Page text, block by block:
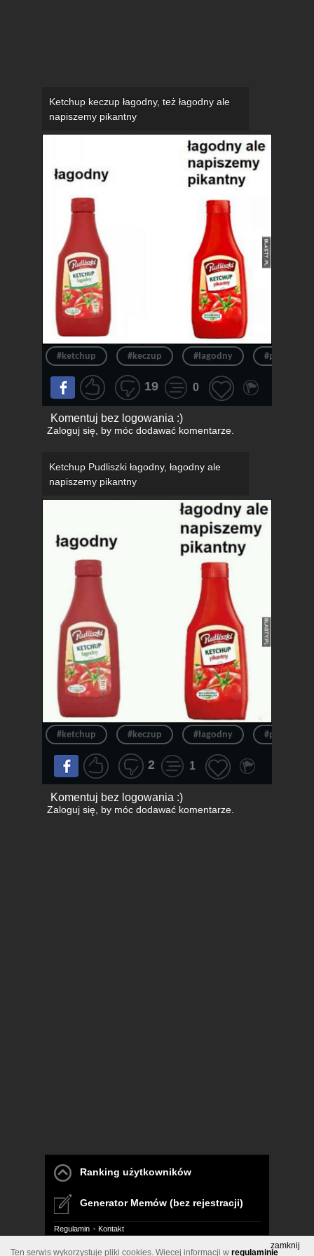
Ketchup keczup łagodny, też łagodny ale
napiszemy pikantny
#ketchup #keczup #łagodny #pikantny
19 0
Komentuj bez logowania :)
Zaloguj się, by móc dodawać komentarze.
Ketchup Pudliszki łagodny, łagodny ale
napiszemy pikantny
#ketchup #keczup #łagodny #pikantny
2 1
Komentuj bez logowania :)
Zaloguj się, by móc dodawać komentarze.
Ranking użytkowników
Generator Memów (bez rejestracji)
Regulamin Kontakt
Pelna wersja
zamknij
Ten serwis wykorzystuje pliki cookies. Wiecej informacji w regulaminie